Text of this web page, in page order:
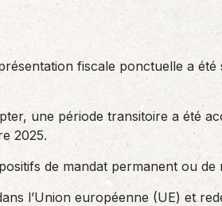
fiscale ponctuelle a
une période transitoire a été
2025.
de mandat permanent ou de
l’Union européenne (UE) et